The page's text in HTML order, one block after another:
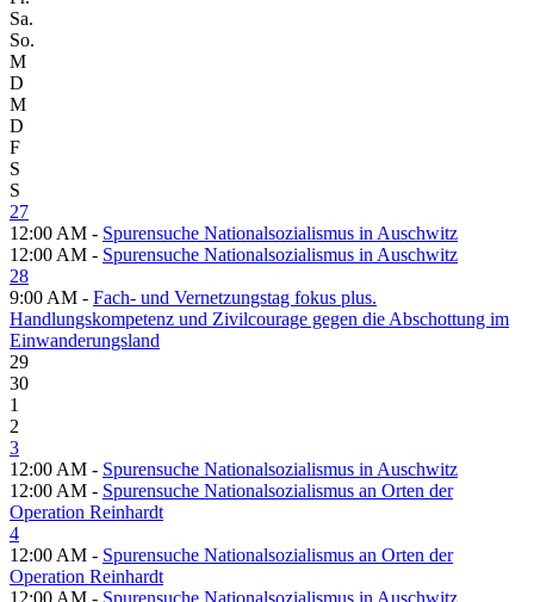
Sa.
So.
M
D
M
D
F
S
S
27
12:00 AM - Spurensuche Nationalsozialismus in Auschwitz
12:00 AM - Spurensuche Nationalsozialismus in Auschwitz
28
9:00 AM - Fach- und Vernetzungstag fokus plus.
Handlungskompetenz und Zivilcourage gegen die Abschottung im
Einwanderungsland
29
30
1
2
3
12:00 AM - Spurensuche Nationalsozialismus in Auschwitz
12:00 AM - Spurensuche Nationalsozialismus an Orten der
Operation Reinhardt
4
12:00 AM - Spurensuche Nationalsozialismus an Orten der
Operation Reinhardt
12:00 AM - Spurensuche Nationalsozialismus in Auschwitz